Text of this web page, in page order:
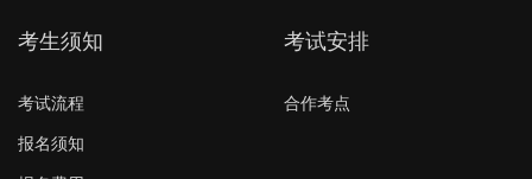
考生须知
考试流程
报名须知
考试安排
合作考点